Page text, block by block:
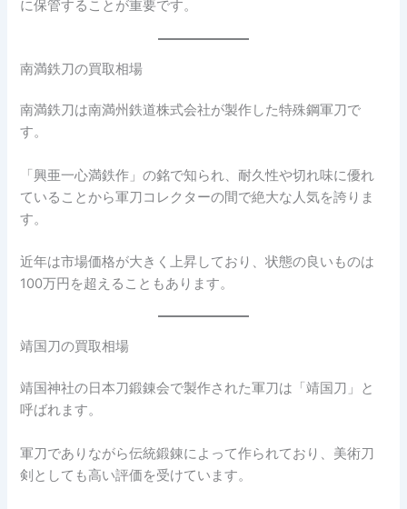
に保管することが重要です。
南満鉄刀の買取相場
南満鉄刀は南満州鉄道株式会社が製作した特殊鋼軍刀で
す。
「興亜一心満鉄作」の銘で知られ、耐久性や切れ味に優れ
ていることから軍刀コレクターの間で絶大な人気を誇りま
す。
近年は市場価格が大きく上昇しており、状態の良いものは
100万円を超えることもあります。
靖国刀の買取相場
靖国神社の日本刀鍛錬会で製作された軍刀は「靖国刀」と
呼ばれます。
軍刀でありながら伝統鍛錬によって作られており、美術刀
剣としても高い評価を受けています。